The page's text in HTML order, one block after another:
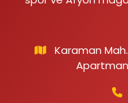
Karaman